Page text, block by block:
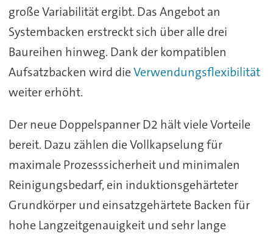
große Variabilität ergibt. Das Angebot an
Systembacken erstreckt sich über alle drei
Baureihen hinweg. Dank der kompatiblen
Aufsatzbacken wird dieVerwendungsflexibilität
weiter erhöht.
Der neue Doppelspanner D2 hält viele Vorteile
bereit. Dazu zählen die Vollkapselung für
maximale Prozesssicherheit und minimalen
Reinigungsbedarf, ein induktionsgehärteter
Grundkörper und einsatzgehärtete Backen für
hohe Langzeitgenauigkeit und sehr lange